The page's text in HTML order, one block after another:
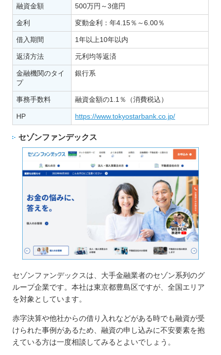
融資金額 500万円～3億円
金利 変動金利：年4.15％～6.00％
借入期間 1年以上10年以内
返済方法 元利均等返済
金融機関のタイ
プ
銀行系
事務手数料 融資金額の1.1％（消費税込）
HP https://www.tokyostarbank.co.jp/
セゾンファンデックス
セゾンファンデックスは、大手金融業者のセゾン系列のグ
ループ企業です。本社は東京都豊島区ですが、全国エリア
を対象としています。
赤字決算や他社からの借り入れなどがある時でも融資が受
けられた事例があるため、融資の申し込みに不安要素を抱
えている方は一度相談してみるとよいでしょう。